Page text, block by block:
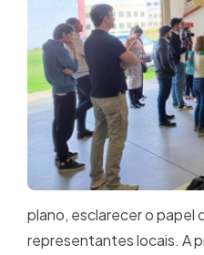
plano, esclarecer o papel
representantes locais. A